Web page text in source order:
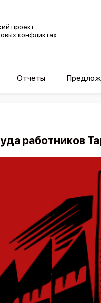
проект
конфликтах
Отчеты
работников